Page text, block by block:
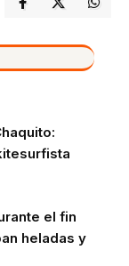
el fin
heladas y